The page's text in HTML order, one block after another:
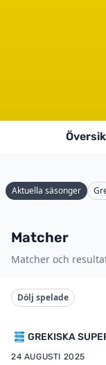
Aktuella säsonger
Matcher
Matcher och
Dölj spelade
GREKISKA
24 AUGUSTI 2025